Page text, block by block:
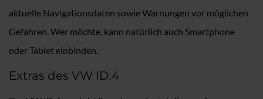
aktuelle Navigationsdaten sowie Warnungen vor möglichen
Gefahren. Wer möchte, kann natürlich auch Smartphone
oder Tablet einbinden.
Extras des VW ID.4